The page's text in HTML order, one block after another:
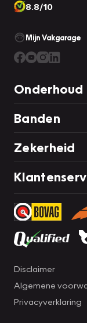
8.8/10
Mijn Vakgarage
Onderhoud
Banden
Zekerheid
Disclaimer
Algemene
Privacyverklaring